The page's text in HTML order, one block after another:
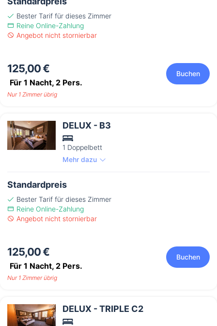
Bester Tarif für dieses Zimmer
Reine Online-Zahlung
Angebot nicht stornierbar
125,00 €
Für 1 Nacht, 2 Pers.
Buchen
Nur 1 Zimmer übrig
DELUX - B3
1 Doppelbett
Mehr dazu
Standardpreis
Bester Tarif für dieses Zimmer
Reine Online-Zahlung
Angebot nicht stornierbar
125,00 €
Für 1 Nacht, 2 Pers.
Buchen
Nur 1 Zimmer übrig
DELUX - TRIPLE C2